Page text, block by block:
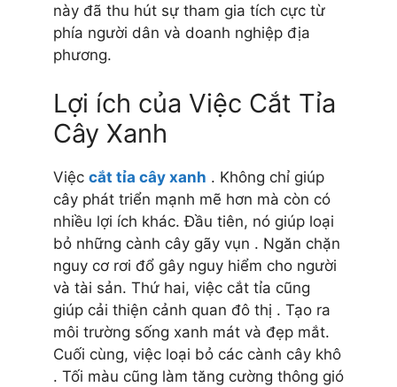
này đã thu hút sự tham gia tích cực từ
phía người dân và doanh nghiệp địa
phương.
Lợi ích của Việc Cắt Tỉa
Cây Xanh
Việc cắt tỉa cây xanh . Không chỉ giúp
cây phát triển mạnh mẽ hơn mà còn có
nhiều lợi ích khác. Đầu tiên, nó giúp loại
bỏ những cành cây gãy vụn . Ngăn chặn
nguy cơ rơi đổ gây nguy hiểm cho người
và tài sản. Thứ hai, việc cắt tỉa cũng
giúp cải thiện cảnh quan đô thị . Tạo ra
môi trường sống xanh mát và đẹp mắt.
Cuối cùng, việc loại bỏ các cành cây khô
. Tối màu cũng làm tăng cường thông gió